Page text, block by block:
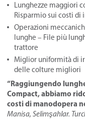
Lunghezze maggiori
Risparmio sui costi di
Operazioni
lunghe – File più
trattore
Miglior uniformità di
delle colture migliori
“Raggiungendo
Compact, abbiamo
costi di manodopera
Manisa, Selimşahlar.